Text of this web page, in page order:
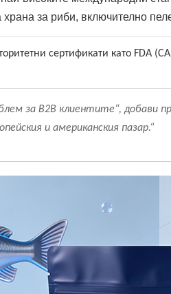
за риби, включително
сертификати като FDA
за B2B клиентите“,
и американския пазар.“